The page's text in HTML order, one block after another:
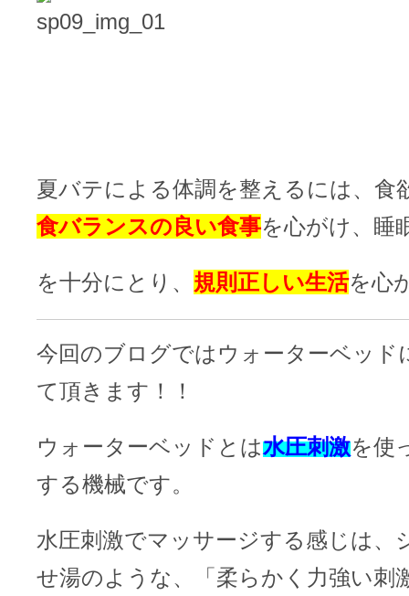
夏バテによる体調を整えるには、食
食バランスの良い食事を心がけ、睡
を十分にとり、 規則正しい生活を心
今回のブログではウォーターベッド
て頂きます！！
ウォーターベッドとは水圧刺激を使
する機械です。
水圧刺激でマッサージする感じは、
せ湯のような、「柔らかく力強い刺